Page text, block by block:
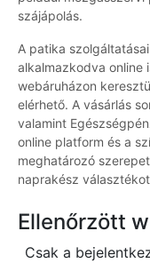
szájápolás.
A patika
alkalmazkodva online
webáruházon
elérhető. A vásárlás
valamint
online platform és a
meghatározó
naprakész
Ellenőrzött
Csak a